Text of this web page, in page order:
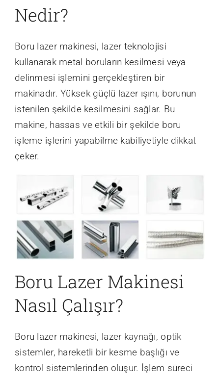
Nedir?
Boru lazer makinesi, lazer teknolojisi
kullanarak metal boruların kesilmesi veya
delinmesi işlemini gerçekleştiren bir
makinadır. Yüksek güçlü lazer ışını, borunun
istenilen şekilde kesilmesini sağlar. Bu
makine, hassas ve etkili bir şekilde boru
işleme işlerini yapabilme kabiliyetiyle dikkat
çeker.
Boru Lazer Makinesi
Nasıl Çalışır?
Boru lazer makinesi, lazer kaynağı, optik
sistemler, hareketli bir kesme başlığı ve
kontrol sistemlerinden oluşur. İşlem süreci